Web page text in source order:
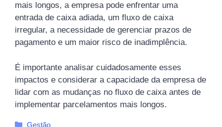
mais longos, a empresa pode enfrentar uma
entrada de caixa adiada, um fluxo de caixa
irregular, a necessidade de gerenciar prazos de
pagamento e um maior risco de inadimplência.
É importante analisar cuidadosamente esses
impactos e considerar a capacidade da empresa de
lidar com as mudanças no fluxo de caixa antes de
implementar parcelamentos mais longos.
Categorias
Gestão